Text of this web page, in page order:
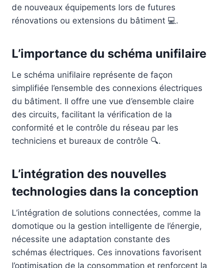
de nouveaux équipements lors de futures
rénovations ou extensions du bâtiment 💻.
L’importance du schéma unifilaire
Le schéma unifilaire représente de façon
simplifiée l’ensemble des connexions électriques
du bâtiment. Il offre une vue d’ensemble claire
des circuits, facilitant la vérification de la
conformité et le contrôle du réseau par les
techniciens et bureaux de contrôle 🔍.
L’intégration des nouvelles
technologies dans la conception
L’intégration de solutions connectées, comme la
domotique ou la gestion intelligente de l’énergie,
nécessite une adaptation constante des
schémas électriques. Ces innovations favorisent
l’optimisation de la consommation et renforcent la